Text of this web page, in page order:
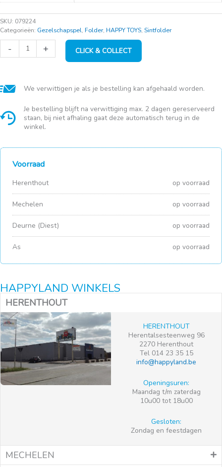
SKU: 079224
Categorieën: Gezelschapspel, Folder, HAPPY TOYS, Sintfolder
-
Maxi
+ CLICK & COLLECT
We verwittigen je als je bestelling kan afgehaald worden.
Je bestelling blijft na verwittiging max. 2 dagen gereserveerd
staan, bij niet afhaling gaat deze automatisch terug in de
winkel.
Voorraad
Herenthout op voorraad
Mechelen op voorraad
Deurne (Diest) op voorraad
As op voorraad
HAPPYLAND WINKELS
HERENTHOUT
HERENTHOUT
Herentalsesteenweg 96
2270 Herenthout
Tel 014 23 35 15
info@happyland.be
Openingsuren:
Maandag t/m zaterdag
10u00 tot 18u00
Gesloten:
Zondag en feestdagen
MECHELEN